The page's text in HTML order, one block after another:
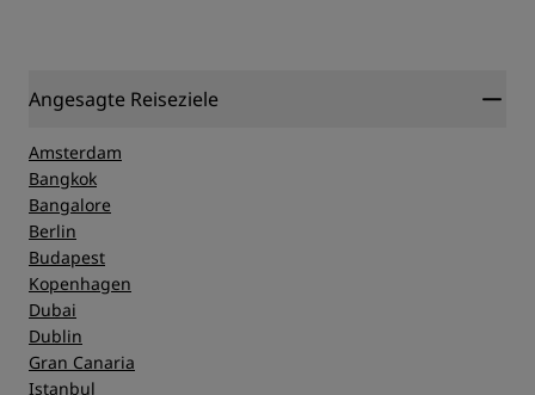
Angesagte Reiseziele
Amsterdam
Bangkok
Bangalore
Berlin
Budapest
Kopenhagen
Dubai
Dublin
Gran Canaria
Istanbul